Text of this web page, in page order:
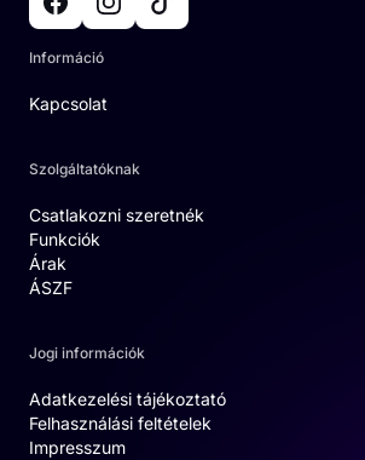
Információ
Kapcsolat
Szolgáltatóknak
Csatlakozni szeretnék
Funkciók
Árak
ÁSZF
Jogi információk
Adatkezelési tájékoztató
Felhasználási feltételek
Impresszum